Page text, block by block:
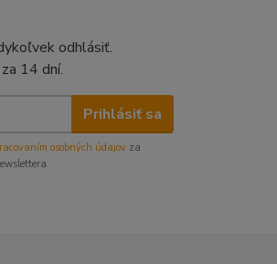
odhlásiť.
14 dní.
Prihlásiť sa
osobných údajov za